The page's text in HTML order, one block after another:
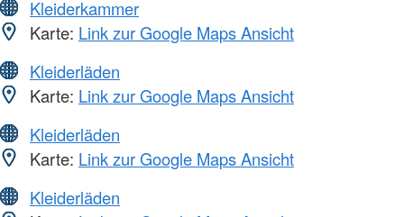
Kleiderkammer
Karte: Link zur Google Maps Ansicht
Kleiderläden
Karte: Link zur Google Maps Ansicht
Kleiderläden
Karte: Link zur Google Maps Ansicht
Kleiderläden